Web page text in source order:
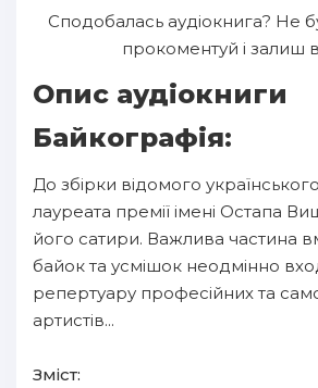
10
11
13
14
16
Сподобалась аудіокнига? Не
прокоментуй і залиш
Опис аудіокниги
Байкографія:
До збірки відомого
лауреата премії імені Остапа
його сатири. Важлива частина
байок та усмішок неодмінно
репертуару професійних та
артистів...
Зміст: